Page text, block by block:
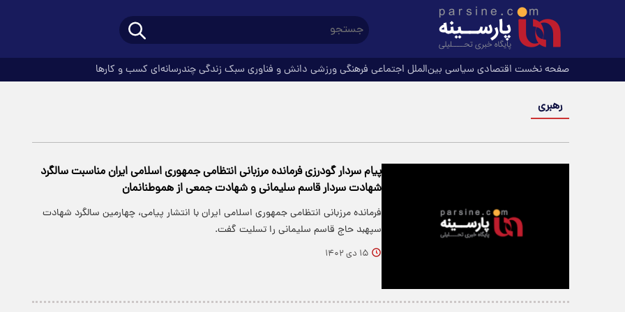
صفحه نخست اقتصادی سیاسی بین‌الملل اجتماعی فرهنگیورزشی دانش و فناوری سبک زندگیچندرسانه‌ای کسب و کارها
رهبری
پیام سردار گودرزی فرمانده مرزبانی انتظامی جمهوری اسلامی ایران مناسبت سالگرد
شهادت سردار قاسم سلیمانی و شهادت جمعی از هموطنانمان
فرمانده مرزبانی انتظامی جمهوری اسلامی ایران با انتشار پیامی، چهارمین سالگرد شهادت
سپهبد حاج قاسم سلیمانی را تسلیت گفت.
۱۵ دی ۱۴۰۲